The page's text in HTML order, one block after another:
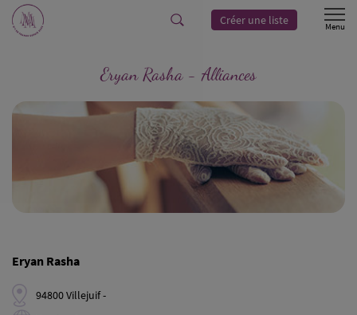
Créer une liste
Eryan Rasha - Alliances
Eryan Rasha
94800 Villejuif -